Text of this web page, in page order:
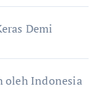
Demi
oleh Indonesia